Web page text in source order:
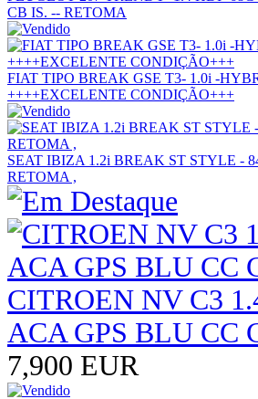
CB IS. -- RETOMA
FIAT TIPO BREAK GSE T3- 1.0i -
++++EXCELENTE CONDIÇÃO+++
SEAT IBIZA 1.2i BREAK ST STYLE -
RETOMA ,
CITROEN NV C3
ACA GPS BLU CC
7,900 EUR